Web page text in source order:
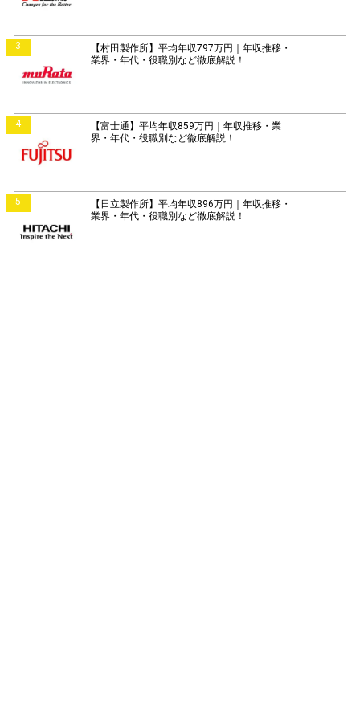
3
【村田製作所】平均年収797万円｜年収推移・
業界・年代・役職別など徹底解説！
4
【富士通】平均年収859万円｜年収推移・業
界・年代・役職別など徹底解説！
5
【日立製作所】平均年収896万円｜年収推移・
業界・年代・役職別など徹底解説！